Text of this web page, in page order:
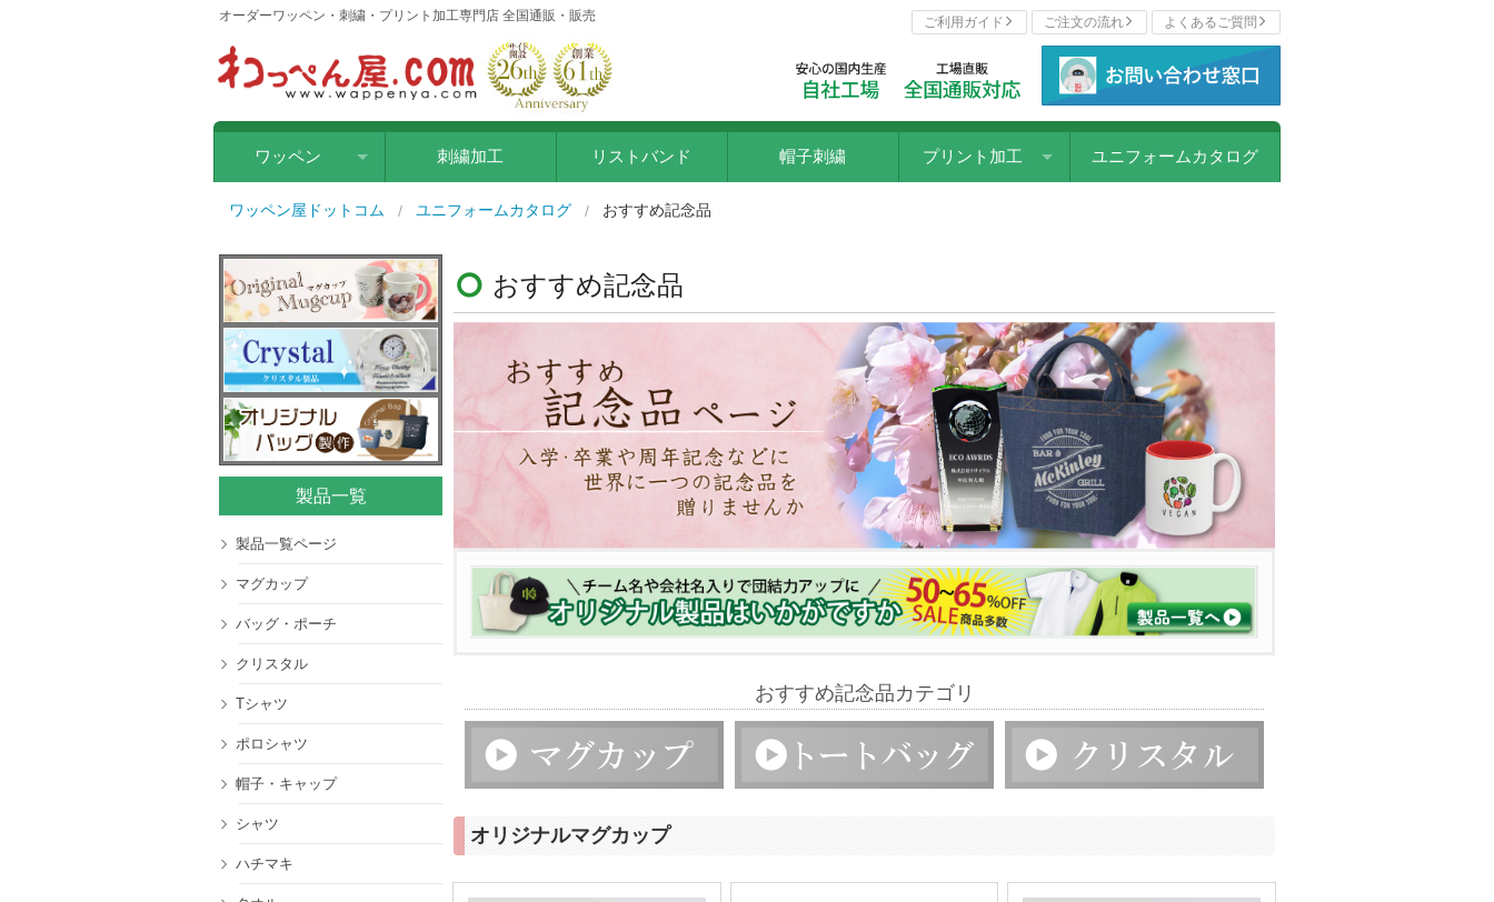
オーダーワッペン・刺繍・プリント加工専門店 全国通販・販売 ご利用ガイド ご注文の流れ よくあるご質問
ワッペン
刺繍ワッペン
クロス転写ワッペン
ラバー転写ワッペン
シルクワッペン
レザー（合皮）ワッペン
フリーカットワッペン
金モールエンブレム
刺繍加工 リストバンド 帽子刺繍 プリント加工
フルカラー転写プリント
ポリフルカラープリント
プリントパッチ
ステッカー
名入れタオル
タオル 染色プリント
ユニフォームカタログ
ワッペン屋ドットコム ユニフォームカタログ おすすめ記念品
おすすめ記念品
おすすめ記念品カテゴリ
オリジナルマグカップ
製品一覧
製品一覧ページ
マグカップ
バッグ・ポーチ
クリスタル
Tシャツ
ポロシャツ
帽子・キャップ
シャツ
ハチマキ